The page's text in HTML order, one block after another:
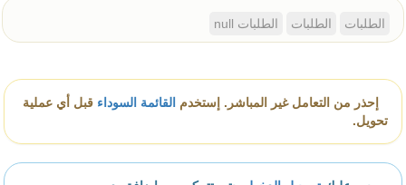
الطلبات الطلبات الطلبات null
إحذر من التعامل غير المباشر. إستخدم القائمة السوداء قبل أي عملية
تحويل.